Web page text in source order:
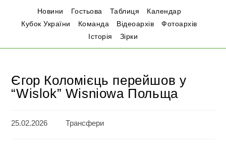
Новини Гостьова Таблиця
Календар
Кубок України
Команда Відеоархів
Фотоархів
Історія
Зірки
Єгор Коломієць перейшов у
“Wislok” Wisniowa Польща
25.02.2026 Трансфери